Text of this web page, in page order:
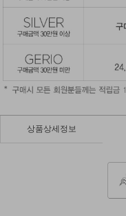
상품상세정보